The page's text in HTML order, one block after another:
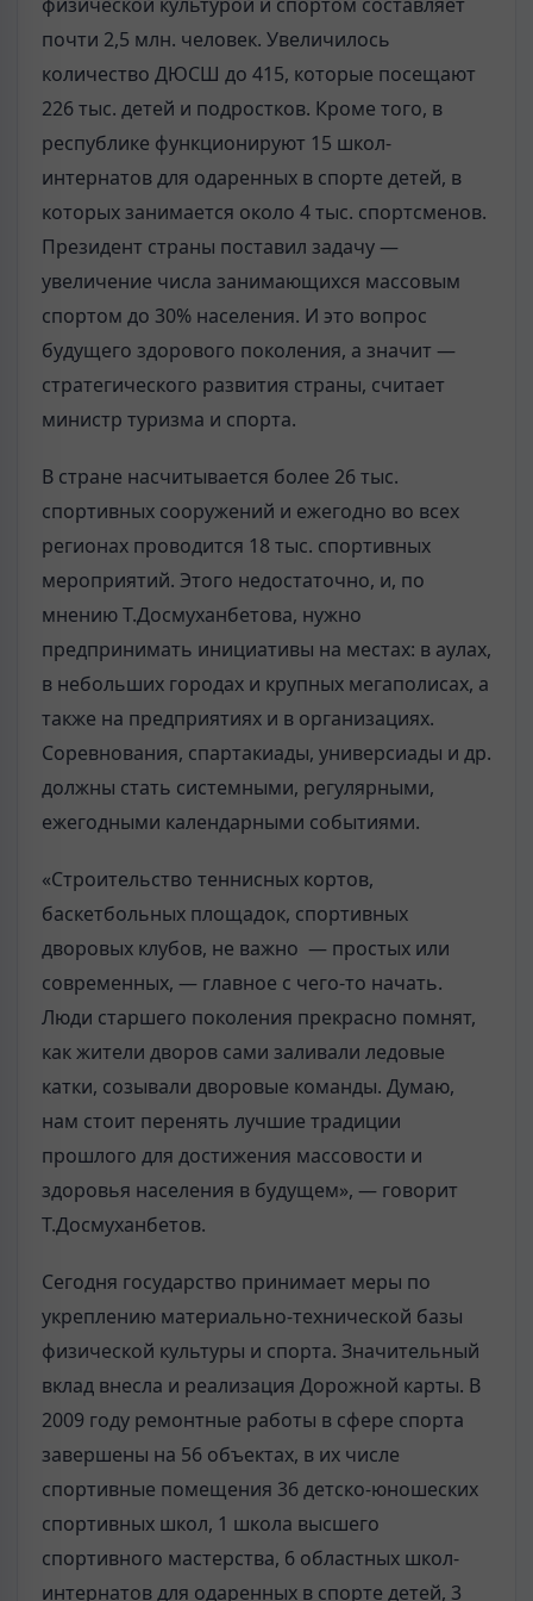
почти 2,5 млн. человек. Увеличилось
количество ДЮСШ до 415, которые посещают
226 тыс. детей и подростков. Кроме того, в
республике функционируют 15 школ-
интернатов для одаренных в спорте детей, в
которых занимается около 4 тыс. спортсменов.
Президент страны поставил задачу —
увеличение числа занимающихся массовым
спортом до 30% населения. И это вопрос
будущего здорового поколения, а значит —
стратегического развития страны, считает
министр туризма и спорта.
В стране насчитывается более 26 тыс.
спортивных сооружений и ежегодно во всех
регионах проводится 18 тыс. спортивных
мероприятий. Этого недостаточно, и, по
мнению Т.Досмуханбетова, нужно
предпринимать инициативы на местах: в аулах,
в небольших городах и крупных мегаполисах, а
также на предприятиях и в организациях.
Соревнования, спартакиады, универсиады и др.
должны стать системными, регулярными,
ежегодными календарными событиями.
«Строительство теннисных кортов,
баскетбольных площадок, спортивных
дворовых клубов, не важно — простых или
современных, — главное с чего-то начать.
Люди старшего поколения прекрасно помнят,
как жители дворов сами заливали ледовые
катки, созывали дворовые команды. Думаю,
нам стоит перенять лучшие традиции
прошлого для достижения массовости и
здоровья населения в будущем», — говорит
Т.Досмуханбетов.
Сегодня государство принимает меры по
укреплению материально-технической базы
физической культуры и спорта. Значительный
вклад внесла и реализация Дорожной карты. В
2009 году ремонтные работы в сфере спорта
завершены на 56 объектах, в их числе
спортивные помещения 36 детско-юношеских
спортивных школ, 1 школа высшего
спортивного мастерства, 6 областных школ-
интернатов для одаренных в спорте детей, 3